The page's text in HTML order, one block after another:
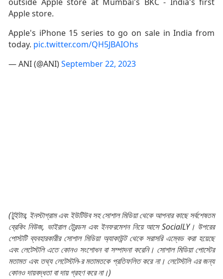
Apple store.
Apple's iPhone 15 series to go on sale in India from
today. pic.twitter.com/QH5JBAIOhs
— ANI (@ANI)September 22, 2023
(টুইটার, ইনস্টাগ্রাম এবং ইউটিউব সহ সোশাল মিডিয়া থেকে আপনার কাছে সর্বশেষতম
ব্রেকিং নিউজ, ভাইরাল ট্রেন্ডস এবং ইনফরমেশন নিয়ে আসে SocialLY। উপরের
পোস্টটি ব্যবহারকারীর সোশাল মিডিয়া অ্যাকাউন্ট থেকে সরাসরি এম্বেড করা হয়েছে
এবং লেটেস্টলি এতে কোনও সংশোধন বা সম্পাদনা করেনি। সোশাল মিডিয়া পোস্টের
মতামত এবং তথ্য লেটেস্টলি-র মতামতকে প্রতিফলিত করে না। লেটেস্টলি এর জন্য
কোনও দায়বদ্ধতা বা দায় গ্রহণ করে না।)